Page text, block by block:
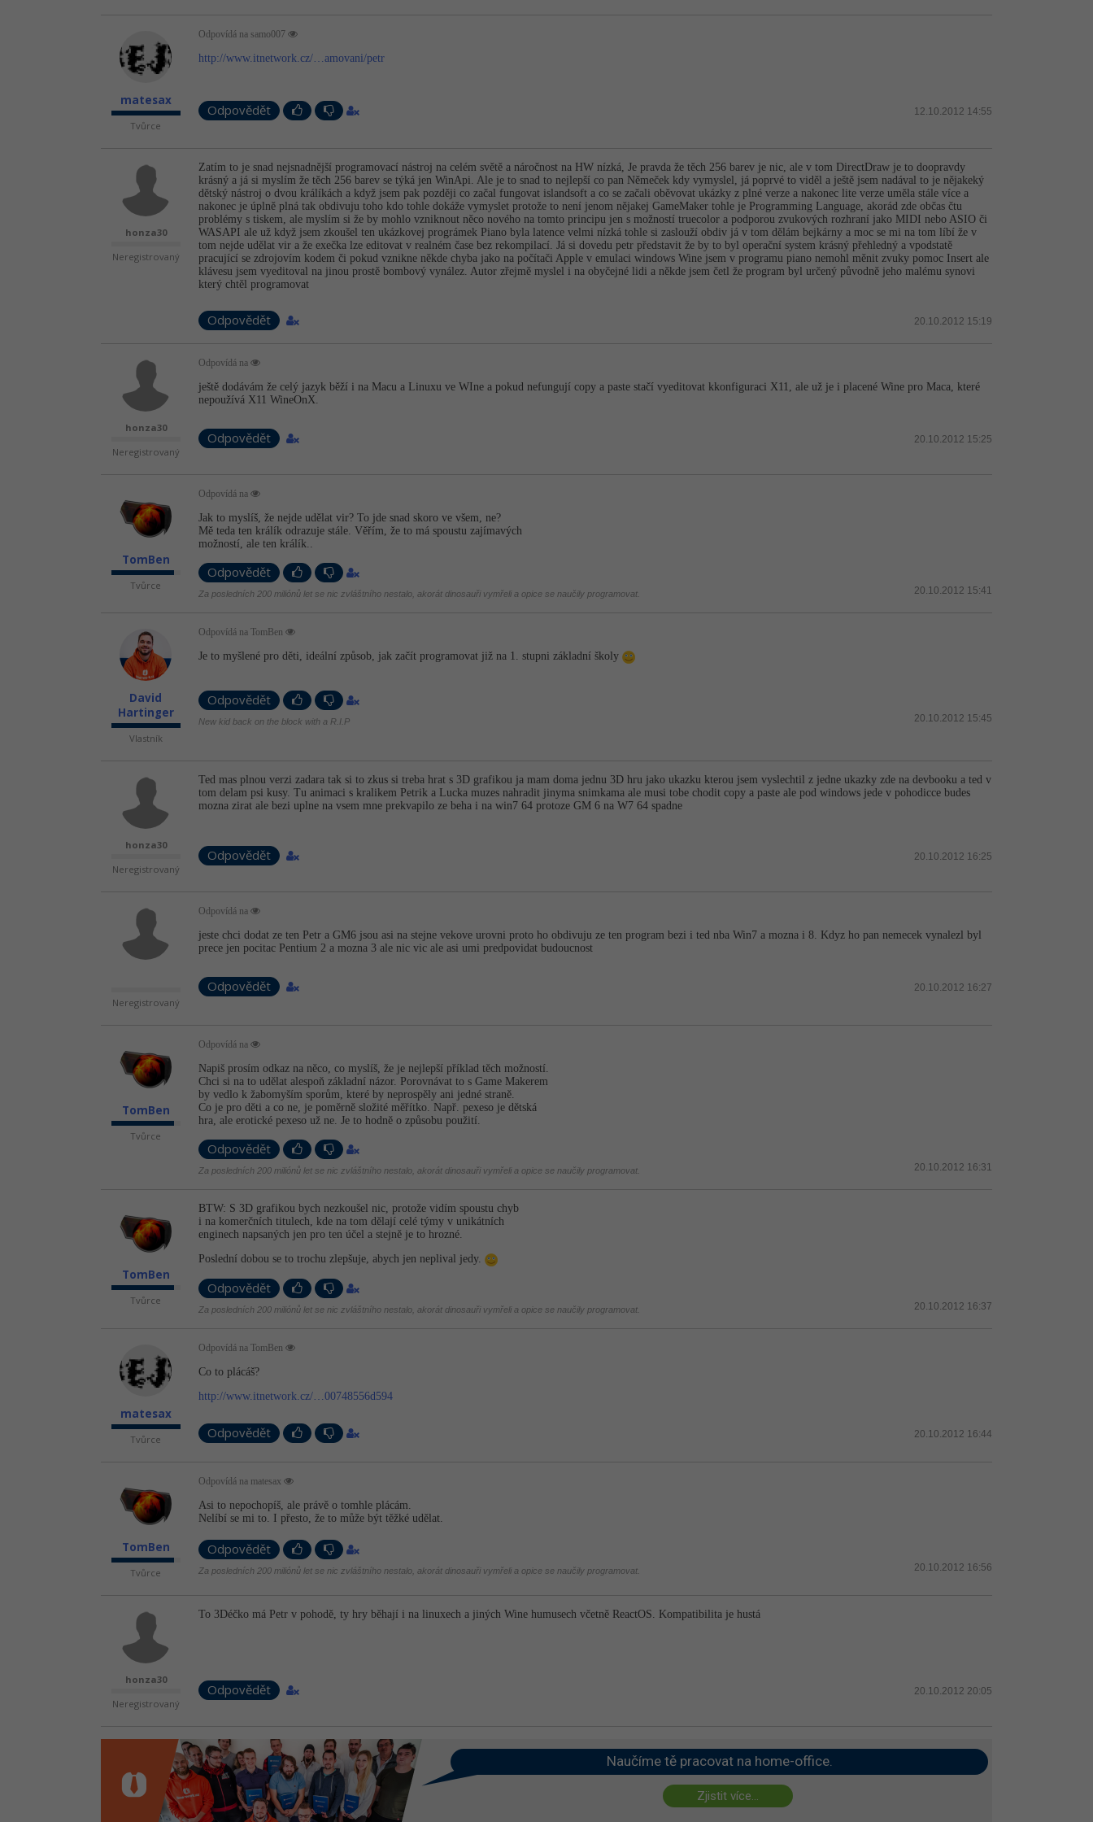
matesax
Tvůrce
Odpovídá na samo007
http://www.itnetwork.cz/…amovani/petr
Odpovědět 12.10.2012 14:55
honza30
Neregistrovaný
Zatím to je snad nejsnadnější programovací nástroj na celém světě a náročnost na HW nízká, Je pravda že těch 256 barev je nic, ale v tom DirectDraw je to doopravdy
krásný a já si myslím že těch 256 barev se týká jen WinApi. Ale je to snad to nejlepší co pan Němeček kdy vymyslel, já poprvé to viděl a ještě jsem nadával to je nějakeký
dětský nástroj o dvou králíkách a když jsem pak později co začal fungovat islandsoft a co se začali oběvovat ukázky z plné verze a nakonec lite verze uměla stále více a
nakonec je úplně plná tak obdivuju toho kdo tohle dokáže vymyslet protože to není jenom nějakej GameMaker tohle je Programming Language, akorád zde občas čtu
problémy s tiskem, ale myslím si že by mohlo vzniknout něco nového na tomto principu jen s možností truecolor a podporou zvukových rozhraní jako MIDI nebo ASIO či
WASAPI ale už když jsem zkoušel ten ukázkovej prográmek Piano byla latence velmi nízká tohle si zaslouží obdiv já v tom dělám bejkárny a moc se mi na tom líbí že v
tom nejde udělat vir a že exečka lze editovat v realném čase bez rekompilací. Já si dovedu petr představit že by to byl operační system krásný přehledný a vpodstatě
pracující se zdrojovím kodem či pokud vznikne někde chyba jako na počítači Apple v emulaci windows Wine jsem v programu piano nemohl měnit zvuky pomoc Insert ale
klávesu jsem vyeditoval na jinou prostě bombový vynález. Autor zřejmě myslel i na obyčejné lidi a někde jsem četl že program byl určený původně jeho malému synovi
který chtěl programovat
Odpovědět 20.10.2012 15:19
honza30
Neregistrovaný
Odpovídá na
ještě dodávám že celý jazyk běží i na Macu a Linuxu ve WIne a pokud nefungují copy a paste stačí vyeditovat kkonfiguraci X11, ale už je i placené Wine pro Maca, které
nepoužívá X11 WineOnX.
Odpovědět 20.10.2012 15:25
TomBen
Tvůrce
Odpovídá na
Jak to myslíš, že nejde udělat vir? To jde snad skoro ve všem, ne?
Mě teda ten králík odrazuje stále. Věřím, že to má spoustu zajímavých
možností, ale ten králík..
Odpovědět
20.10.2012 15:41
Za posledních 200 miliónů let se nic zvláštního nestalo, akorát dinosauři vymřeli a opice se naučily programovat.
David
Hartinger
Vlastník
Odpovídá na TomBen
Je to myšlené pro děti, ideální způsob, jak začít programovat již na 1. stupni základní školy
Odpovědět
20.10.2012 15:45
New kid back on the block with a R.I.P
honza30
Neregistrovaný
Ted mas plnou verzi zadara tak si to zkus si treba hrat s 3D grafikou ja mam doma jednu 3D hru jako ukazku kterou jsem vyslechtil z jedne ukazky zde na devbooku a ted v
tom delam psi kusy. Tu animaci s kralikem Petrik a Lucka muzes nahradit jinyma snimkama ale musi tobe chodit copy a paste ale pod windows jede v pohodicce budes
mozna zirat ale bezi uplne na vsem mne prekvapilo ze beha i na win7 64 protoze GM 6 na W7 64 spadne
Odpovědět 20.10.2012 16:25
Neregistrovaný
Odpovídá na
jeste chci dodat ze ten Petr a GM6 jsou asi na stejne vekove urovni proto ho obdivuju ze ten program bezi i ted nba Win7 a mozna i 8. Kdyz ho pan nemecek vynalezl byl
prece jen pocitac Pentium 2 a mozna 3 ale nic vic ale asi umi predpovidat budoucnost
Odpovědět 20.10.2012 16:27
TomBen
Tvůrce
Odpovídá na
Napiš prosím odkaz na něco, co myslíš, že je nejlepší příklad těch možností.
Chci si na to udělat alespoň základní názor. Porovnávat to s Game Makerem
by vedlo k žabomyším sporům, které by neprospěly ani jedné straně.
Co je pro děti a co ne, je poměrně složité měřítko. Např. pexeso je dětská
hra, ale erotické pexeso už ne. Je to hodně o způsobu použití.
Odpovědět
20.10.2012 16:31
Za posledních 200 miliónů let se nic zvláštního nestalo, akorát dinosauři vymřeli a opice se naučily programovat.
TomBen
Tvůrce
BTW: S 3D grafikou bych nezkoušel nic, protože vidím spoustu chyb
i na komerčních titulech, kde na tom dělají celé týmy v unikátních
enginech napsaných jen pro ten účel a stejně je to hrozné.
Poslední dobou se to trochu zlepšuje, abych jen neplival jedy.
Odpovědět
20.10.2012 16:37
Za posledních 200 miliónů let se nic zvláštního nestalo, akorát dinosauři vymřeli a opice se naučily programovat.
matesax
Tvůrce
Odpovídá na TomBen
Co to plácáš?
http://www.itnetwork.cz/…00748556d594
Odpovědět 20.10.2012 16:44
TomBen
Tvůrce
Odpovídá na matesax
Asi to nepochopíš, ale právě o tomhle plácám.
Nelíbí se mi to. I přesto, že to může být těžké udělat.
Odpovědět
20.10.2012 16:56
Za posledních 200 miliónů let se nic zvláštního nestalo, akorát dinosauři vymřeli a opice se naučily programovat.
honza30
Neregistrovaný
To 3Déčko má Petr v pohodě, ty hry běhají i na linuxech a jiných Wine humusech včetně ReactOS. Kompatibilita je hustá
Odpovědět 20.10.2012 20:05
Naučíme tě pracovat na home-office.
Zjistit více...